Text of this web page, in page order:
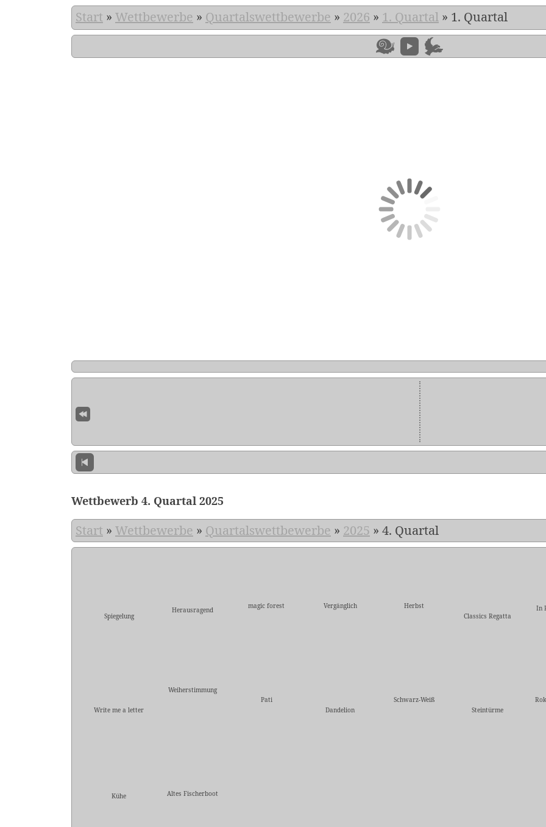
Start » Wettbewerbe » Quartalswettbewerbe » 2026 » 1. Quartal » 1. Quartal
Wettbewerb 4. Quartal 2025
Start » Wettbewerbe » Quartalswettbewerbe » 2025 » 4. Quartal
Spiegelung
Herausragend magic forest Vergänglich
Herbst
Classics Regatta
In
Write me a letter
Weiherstimmung
Pati
Dandelion
Schwarz-Weiß
Steintürme
Kühe Altes Fischerboot